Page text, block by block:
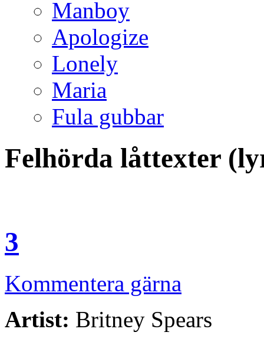
Manboy
Apologize
Lonely
Maria
Fula gubbar
Felhörda låttexter
3
Kommentera gärna
Artist: Britney Spears